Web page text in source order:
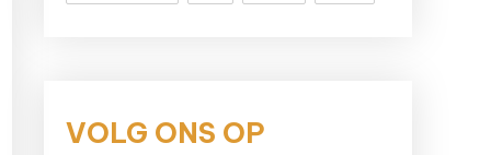
VOLG ONS OP